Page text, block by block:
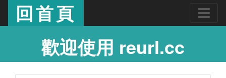
回首頁
歡迎使用 reurl.cc